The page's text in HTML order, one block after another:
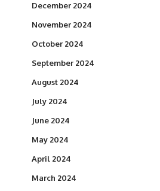
December 2024
November 2024
October 2024
September 2024
August 2024
July 2024
June 2024
May 2024
April 2024
March 2024